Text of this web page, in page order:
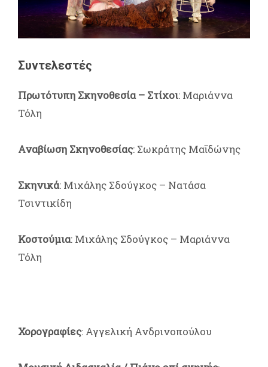
Συντελεστές
Πρωτότυπη Σκηνοθεσία – Στίχοι: Μαριάννα
Τόλη
Αναβίωση Σκηνοθεσίας: Σωκράτης Μαϊδώνης
Σκηνικά: Μιχάλης Σδούγκος – Νατάσα
Τσιντικίδη
Κοστούμια: Μιχάλης Σδούγκος – Μαριάννα
Τόλη
Χορογραφίες: Αγγελική Ανδρινοπούλου